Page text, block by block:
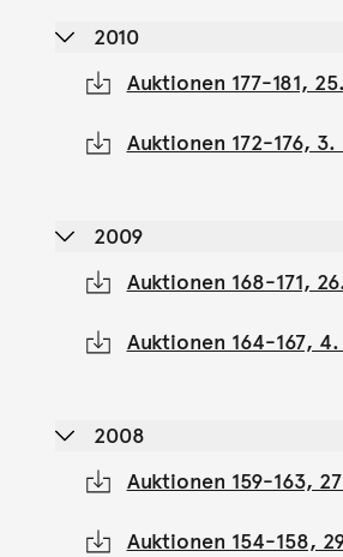
2010
Auktionen 177-181,
Auktionen 172-176,
2009
Auktionen 168-171,
Auktionen 164-167,
2008
Auktionen 159-163,
Auktionen 154-158,